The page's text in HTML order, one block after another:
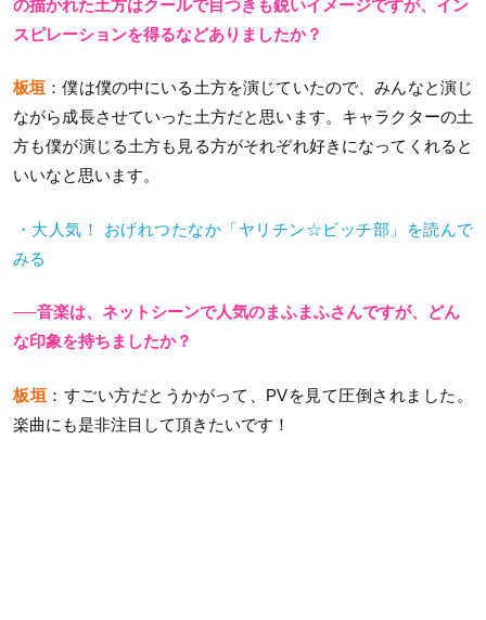
の描かれた土方はクールで目つきも鋭いイメージですが、イン
スピレーションを得るなどありましたか？
板垣 ：僕は僕の中にいる土方を演じていたので、みんなと演じ
ながら成長させていった土方だと思います。キャラクターの土
方も僕が演じる土方も見る方がそれぞれ好きになってくれると
いいなと思います。
・大人気！ おげれつたなか「ヤリチン☆ビッチ部」を読んで
みる
──音楽は、ネットシーンで人気のまふまふさんですが、どん
な印象を持ちましたか？
板垣 ：すごい方だとうかがって、PVを見て圧倒されました。
楽曲にも是非注目して頂きたいです！